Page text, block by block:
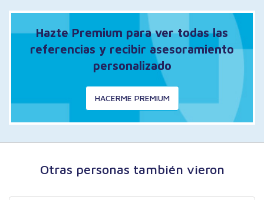
Hazte Premium para ver todas las
referencias y recibir asesoramiento
personalizado
HACERME PREMIUM
Otras personas también vieron